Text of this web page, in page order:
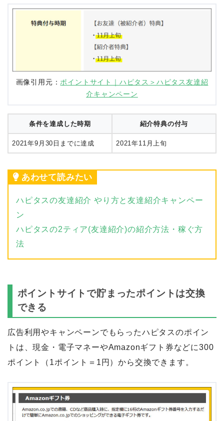
画像引用元： ポイントサイト｜ハピタス＞ハピタス友達紹
介キャンペーン
条件を達成した時期 紹介特典の付与
2021年9月30日までに達成 2021年11月上旬
あわせて読みたい
ハピタスの友達紹介 やり方と友達紹介キャンペー
ン
ハピタスの2ティア(友達紹介)の紹介方法・稼ぐ方
法
ポイントサイトで貯まったポイントは交換
できる
広告利用やキャンペーンでもらったハピタスのポイン
トは、現金・電子マネーやAmazonギフト券などに300
ポイント（1ポイント＝1円）から交換できます。